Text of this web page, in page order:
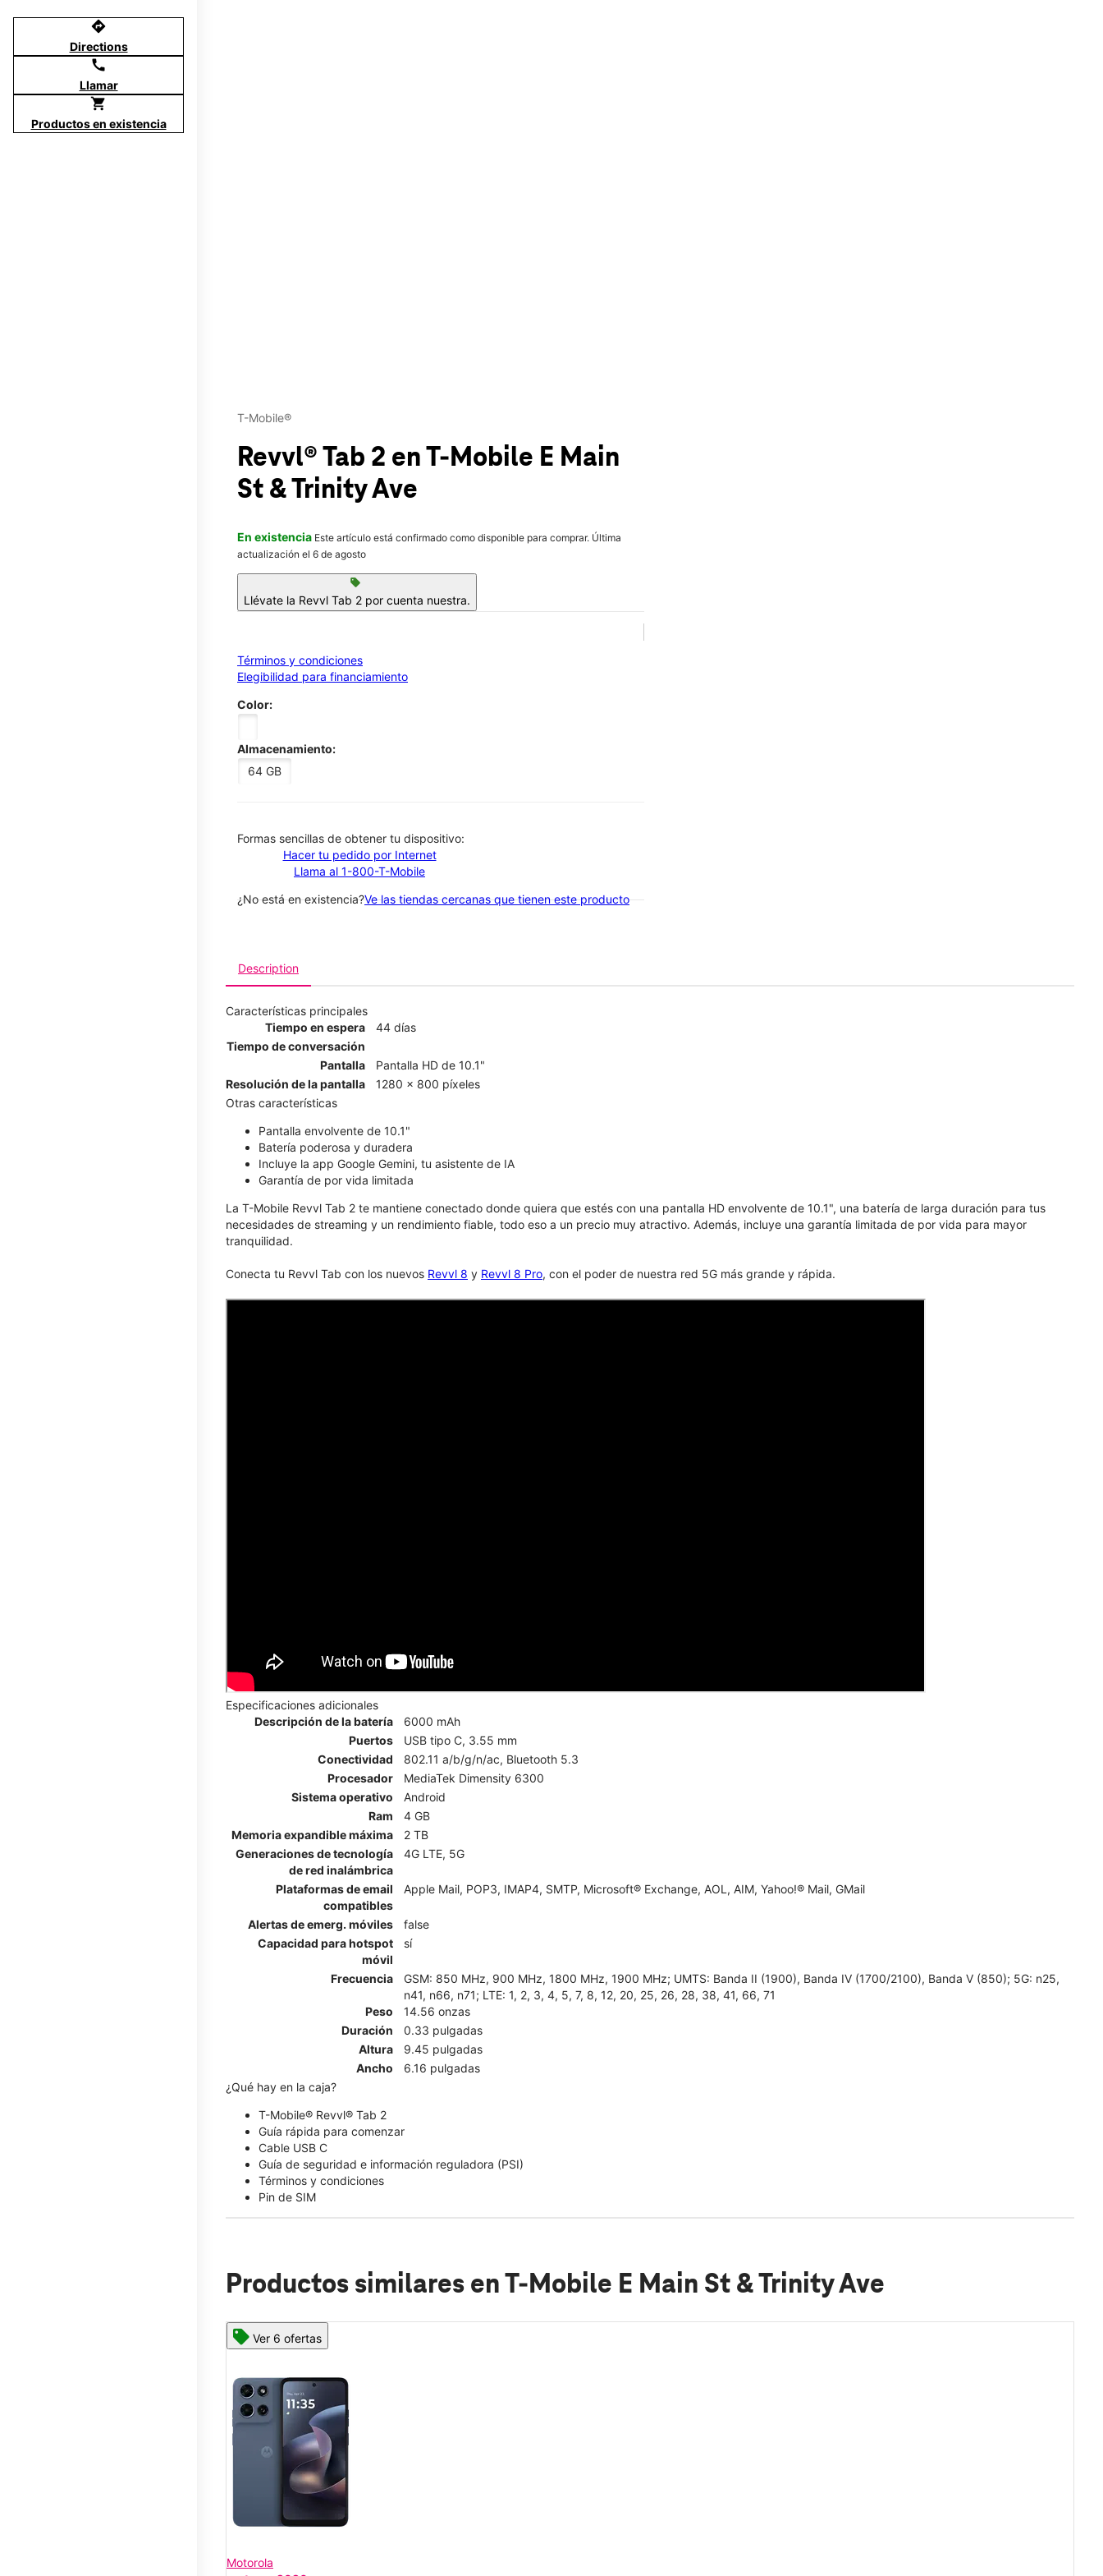
directions
Directions
call
Llamar
shopping_cart
Productos en existencia
T-Mobile®
Revvl® Tab 2 en T-Mobile E Main
St & Trinity Ave
En existencia Este artículo está confirmado como disponible para comprar. Última
actualización el 6 de agosto
sell
Llévate la Revvl Tab 2 por cuenta nuestra.
Términos y condiciones
Elegibilidad para financiamiento
Color:
Almacenamiento:
64 GB
​​​​​​​Formas sencillas de obtener tu dispositivo:
Hacer tu pedido por Internet
Llama al 1-800-T-Mobile
¿No está en existencia?Ve las tiendas cercanas que tienen este producto
Description
Características principales
Tiempo en espera
44 días
Tiempo de conversación
Pantalla
Pantalla HD de 10.1"
Resolución de la pantalla
1280 x 800 píxeles
Otras características
Pantalla envolvente de 10.1"
Batería poderosa y duradera
Incluye la app Google Gemini, tu asistente de IA
Garantía de por vida limitada
La T-Mobile Revvl Tab 2 te mantiene conectado donde quiera que estés con una pantalla HD envolvente de 10.1", una batería de larga duración para tus
necesidades de streaming y un rendimiento fiable, todo eso a un precio muy atractivo. Además, incluye una garantía limitada de por vida para mayor
tranquilidad.
Conecta tu Revvl Tab con los nuevos Revvl 8 y Revvl 8 Pro, con el poder de nuestra red 5G más grande y rápida.
Especificaciones adicionales
Descripción de la batería
6000 mAh
Puertos
USB tipo C, 3.55 mm
Conectividad
802.11 a/b/g/n/ac, Bluetooth 5.3
Procesador
MediaTek Dimensity 6300
Sistema operativo
Android
Ram
4 GB
Memoria expandible máxima
2 TB
Generaciones de tecnología
de red inalámbrica
4G LTE, 5G
Plataformas de email
compatibles
Apple Mail, POP3, IMAP4, SMTP, Microsoft® Exchange, AOL, AIM, Yahoo!® Mail, GMail
Alertas de emerg. móviles
false
Capacidad para hotspot
móvil
sí
Frecuencia
GSM: 850 MHz, 900 MHz, 1800 MHz, 1900 MHz; UMTS: Banda II (1900), Banda IV (1700/2100), Banda V (850); 5G: n25,
n41, n66, n71; LTE: 1, 2, 3, 4, 5, 7, 8, 12, 20, 25, 26, 28, 38, 41, 66, 71
Peso
14.56 onzas
Duración
0.33 pulgadas
Altura
9.45 pulgadas
Ancho
6.16 pulgadas
¿Qué hay en la caja?
T-Mobile® Revvl® Tab 2
Guía rápida para comenzar
Cable USB C
Guía de seguridad e información reguladora (PSI)
Términos y condiciones
Pin de SIM
Productos similares en T-Mobile E Main St & Trinity Ave
Ver 6 ofertas
Motorola